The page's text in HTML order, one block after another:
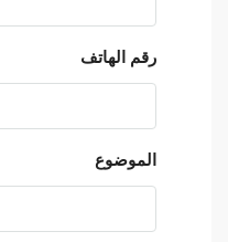
رقم الهاتف
الموضوع